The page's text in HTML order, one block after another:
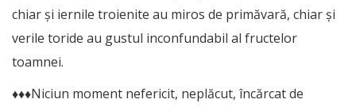
chiar și iernile troienite au miros de primăvară, chiar și
verile toride au gustul inconfundabil al fructelor
toamnei.
♦♦♦Niciun moment nefericit, neplăcut, încărcat de